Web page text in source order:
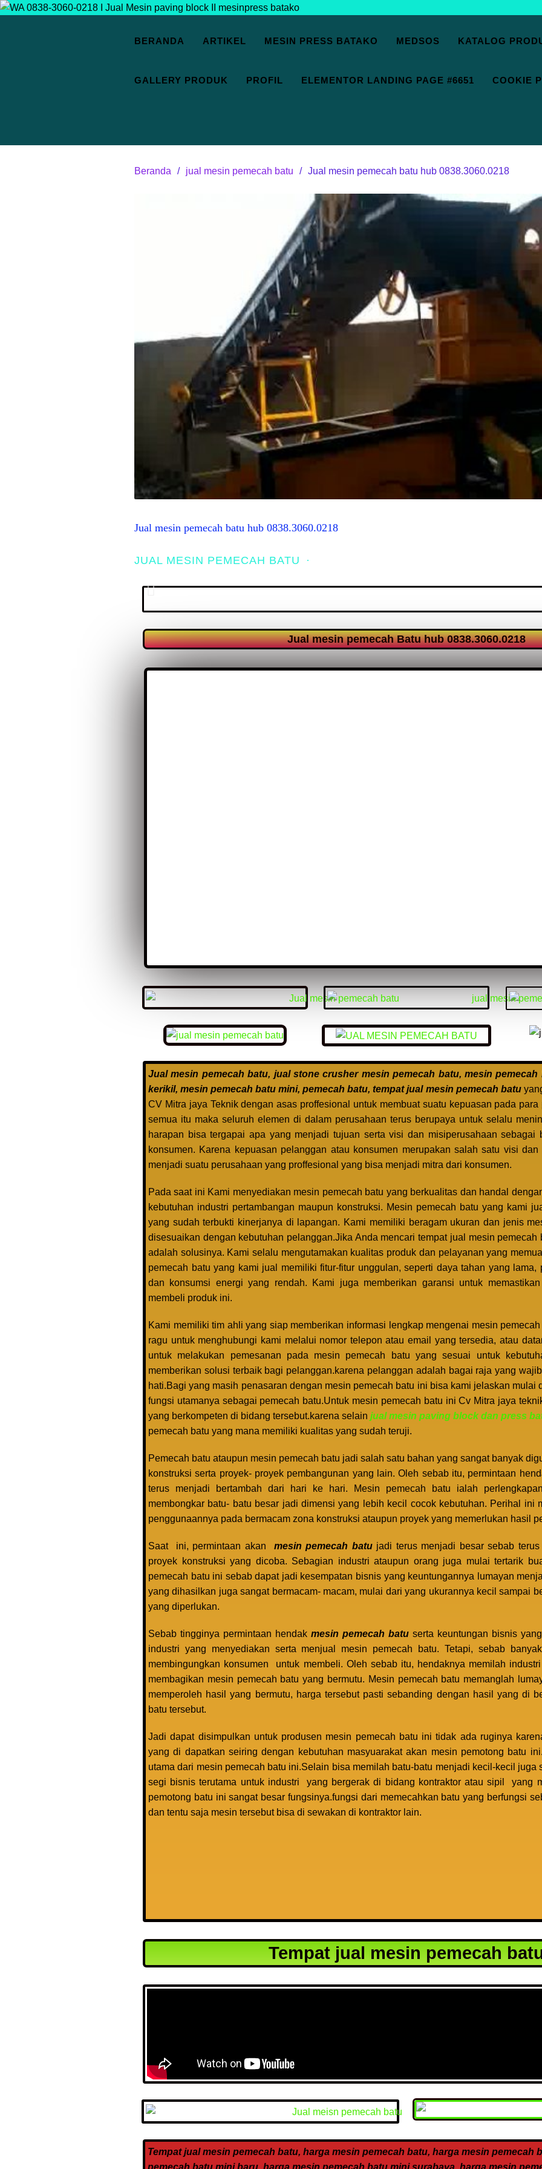
BERANDA ARTIKEL MESIN PRESS BATAKO MEDSOS KATALOG
GALLERY PRODUK PROFIL ELEMENTOR LANDING PAGE #6651 COOKIE
Beranda jual mesin pemecah batu Jual mesin pemecah batu hub 0838.3060.0218
Jual mesin pemecah batu hub 0838.3060.0218
JUAL MESIN PEMECAH BATU ·
Jual mesin pemecah Batu hub 0838.3060.0218
Jual mesin pemecah batu, jual stone crusher mesin pemecah batu, mesin
kerikil, mesin pemecah batu mini, pemecah batu, tempat jual mesin pemecah batu
CV Mitra jaya Teknik dengan asas proffesional untuk membuat suatu kepuasan pada
semua itu maka seluruh elemen di dalam perusahaan terus berupaya untuk selalu
harapan bisa tergapai apa yang menjadi tujuan serta visi dan misiperusahaan sebagai
konsumen. Karena kepuasan pelanggan atau konsumen merupakan salah satu visi
menjadi suatu perusahaan yang proffesional yang bisa menjadi mitra dari konsumen.
Pada saat ini Kami menyediakan mesin pemecah batu yang berkualitas dan handal
kebutuhan industri pertambangan maupun konstruksi. Mesin pemecah batu yang kami
yang sudah terbukti kinerjanya di lapangan. Kami memiliki beragam ukuran dan jenis
disesuaikan dengan kebutuhan pelanggan.Jika Anda mencari tempat jual mesin pemecah
adalah solusinya. Kami selalu mengutamakan kualitas produk dan pelayanan yang
pemecah batu yang kami jual memiliki fitur-fitur unggulan, seperti daya tahan yang lama,
dan konsumsi energi yang rendah. Kami juga memberikan garansi untuk
membeli produk ini.
Kami memiliki tim ahli yang siap memberikan informasi lengkap mengenai mesin
ragu untuk menghubungi kami melalui nomor telepon atau email yang tersedia, atau
untuk melakukan pemesanan pada mesin pemecah batu yang sesuai untuk
memberikan solusi terbaik bagi pelanggan.karena pelanggan adalah bagai raja yang
hati.Bagi yang masih penasaran dengan mesin pemecah batu ini bisa kami jelaskan mulai
fungsi utamanya sebagai pemecah batu.Untuk mesin pemecah batu ini Cv Mitra jaya
yang berkompeten di bidang tersebut.karena selain jual mesin paving block dan press
pemecah batu yang mana memiliki kualitas yang sudah teruji.
Pemecah batu ataupun mesin pemecah batu jadi salah satu bahan yang sangat banyak
konstruksi serta proyek- proyek pembangunan yang lain. Oleh sebab itu, permintaan
terus menjadi bertambah dari hari ke hari. Mesin pemecah batu ialah
membongkar batu- batu besar jadi dimensi yang lebih kecil cocok kebutuhan. Perihal ini
penggunaannya pada bermacam zona konstruksi ataupun proyek yang memerlukan hasil
Saat ini, permintaan akan mesin pemecah batujadi terus menjadi besar sebab terus
proyek konstruksi yang dicoba. Sebagian industri ataupun orang juga mulai tertarik
pemecah batu ini sebab dapat jadi kesempatan bisnis yang keuntungannya lumayan
yang dihasilkan juga sangat bermacam- macam, mulai dari yang ukurannya kecil sampai
yang diperlukan.
Sebab tingginya permintaan hendak mesin pemecah batu serta keuntungan bisnis
industri yang menyediakan serta menjual mesin pemecah batu. Tetapi, sebab
membingungkan konsumen untuk membeli. Oleh sebab itu, hendaknya memilah
membagikan mesin pemecah batu yang bermutu. Mesin pemecah batu memanglah
memperoleh hasil yang bermutu, harga tersebut pasti sebanding dengan hasil yang di
batu tersebut.
Jadi dapat disimpulkan untuk produsen mesin pemecah batu ini tidak ada ruginya
yang di dapatkan seiring dengan kebutuhan masyuarakat akan mesin pemotong batu
utama dari mesin pemecah batu ini.Selain bisa memilah batu-batu menjadi kecil-kecil juga
segi bisnis terutama untuk industri yang bergerak di bidang kontraktor atau sipil yang
pemotong batu ini sangat besar fungsinya.fungsi dari memecahkan batu yang berfungsi
dan tentu saja mesin tersebut bisa di sewakan di kontraktor lain.
Tempat jual mesin pemecah
Tempat jual mesin pemecah batu, harga mesin pemecah batu, harga mesin pemecah
pemecah batu mini baru, harga mesin pemecah batu mini surabaya, harga mesin